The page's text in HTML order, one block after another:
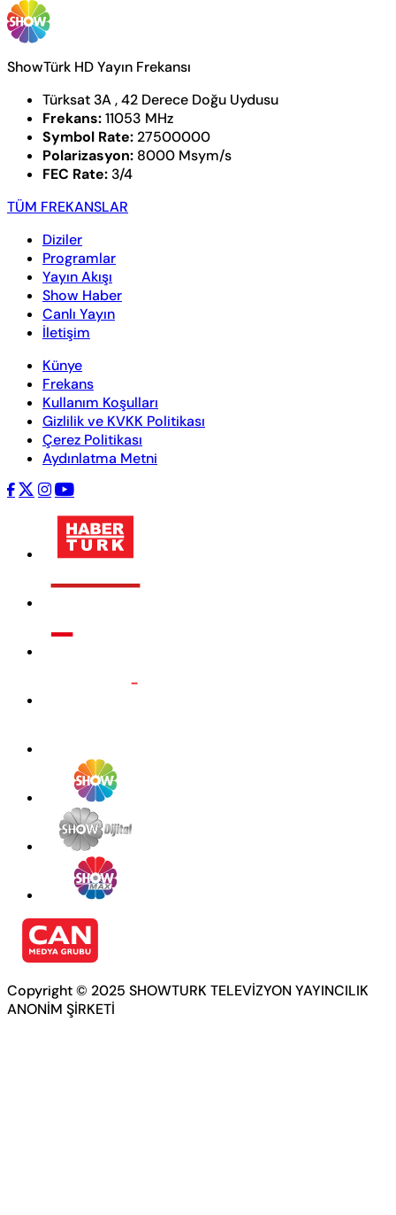
ShowTürk HD Yayın Frekansı
Türksat 3A , 42 Derece Doğu Uydusu
Frekans:11053 MHz
Symbol Rate: 27500000
Polarizasyon: 8000 Msym/s
FEC Rate: 3/4
TÜM FREKANSLAR
Diziler
Programlar
Yayın Akışı
Show Haber
Canlı Yayın
İletişim
Künye
Frekans
Kullanım Koşulları
Gizlilik ve KVKK Politikası
Çerez Politikası
Aydınlatma Metni
Copyright © 2025 SHOWTURK TELEVİZYON YAYINCILIK
ANONİM ŞİRKETİ